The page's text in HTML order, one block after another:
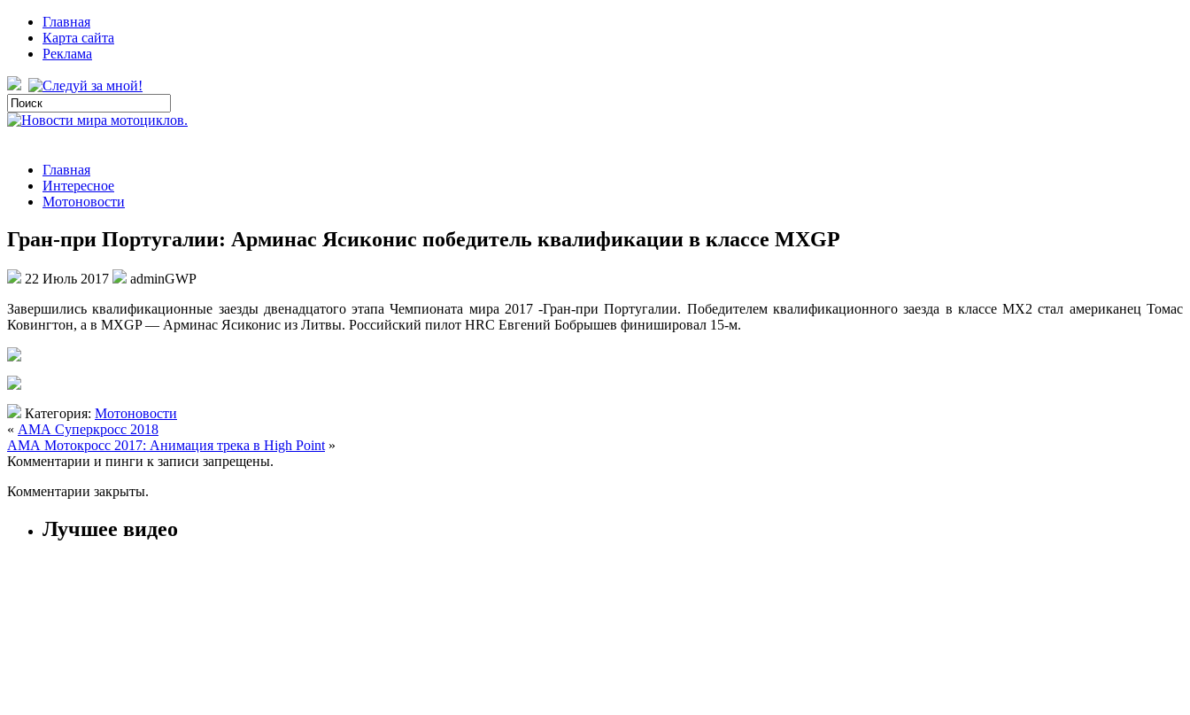
Главная
Карта сайта
Реклама
Главная
Интересное
Мотоновости
Гран-при Португалии: Арминас Ясиконис победитель квалификации в классе MXGP
22 Июль 2017
adminGWP
Завершились квалификационные заезды двенадцатого этапа Чемпионата мира 2017 -Гран-при Португалии. Победителем квалификационного заезда в классе МХ2 стал американец Томас
Ковингтон, а в MXGP — Арминас Ясиконис из Литвы. Российский пилот HRC Евгений Бобрышев финишировал 15-м.
Категория: Мотоновости
« АМА Суперкросс 2018
АМА Мотокросс 2017: Анимация трека в High Point »
Комментарии и пинги к записи запрещены.
Комментарии закрыты.
Лучшее видео